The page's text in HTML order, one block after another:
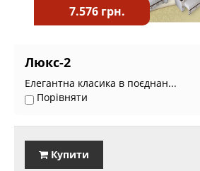
7.576 грн.
Люкс-2
Елегантна класика в поєднан...
Порівняти
Купити